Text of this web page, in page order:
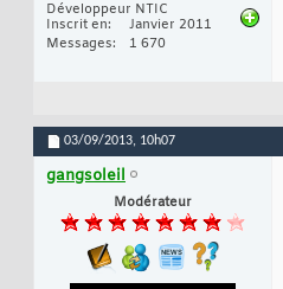
Développeur NTIC
Inscrit en
Janvier 2011
Messages
1 670
03/09/2013, 10h07
gangsoleil
Modérateur